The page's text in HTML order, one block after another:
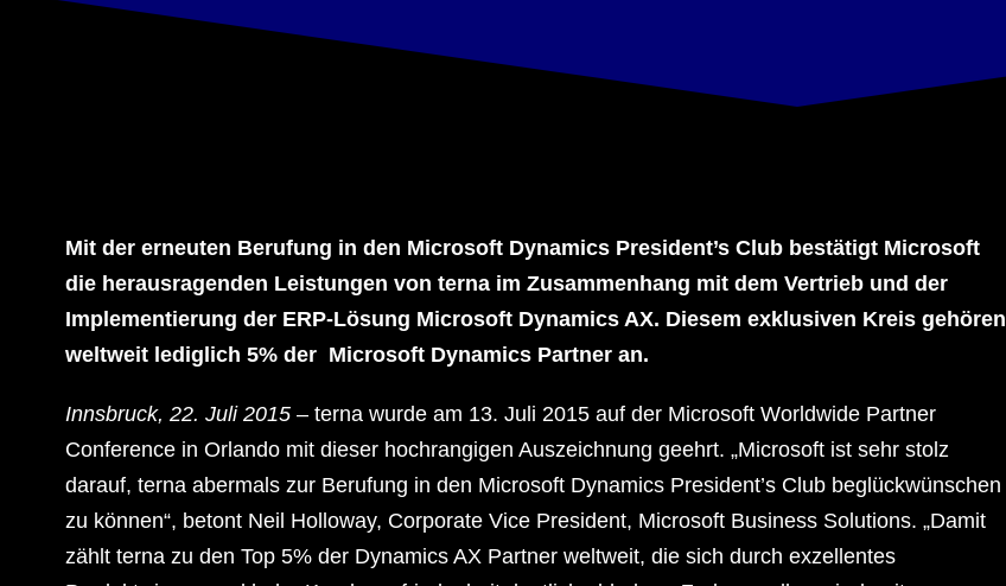
Mit der erneuten Berufung in den Microsoft Dynamics President’s Club bestätigt Microsoft
die herausragenden Leistungen von terna im Zusammenhang mit dem Vertrieb und der
Implementierung der ERP-Lösung Microsoft Dynamics AX. Diesem exklusiven Kreis gehören
weltweit lediglich 5% der Microsoft Dynamics Partner an.
Innsbruck, 22. Juli 2015 – terna wurde am 13. Juli 2015 auf der Microsoft Worldwide Partner
Conference in Orlando mit dieser hochrangigen Auszeichnung geehrt. „Microsoft ist sehr stolz
darauf, terna abermals zur Berufung in den Microsoft Dynamics President’s Club beglückwünschen
zu können“, betont Neil Holloway, Corporate Vice President, Microsoft Business Solutions. „Damit
zählt terna zu den Top 5% der Dynamics AX Partner weltweit, die sich durch exzellentes